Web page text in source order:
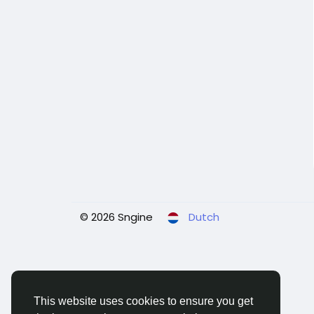
This website uses cookies to ensure you get
© 2026 Sngine Dutch